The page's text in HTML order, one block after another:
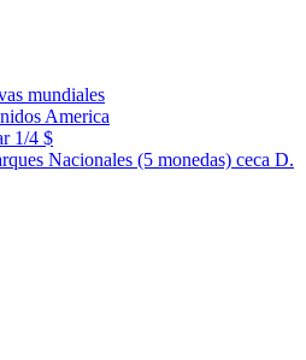
mundiales
America
1/4 $
Nacionales (5 monedas) ceca D.